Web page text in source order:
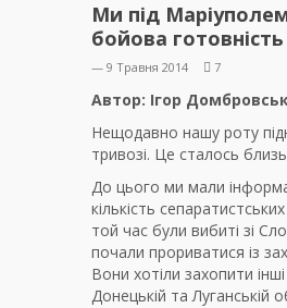
Ми під
бойова готовність
— 9 Травня 2014 7
Автор: Ігор
Нещодавно нашу роту
тривозі. Це сталось
До цього ми мали
кількість
той час були вибиті зі
почали прориватися із
Вони хотіли захопити
Донецькій та Луганській